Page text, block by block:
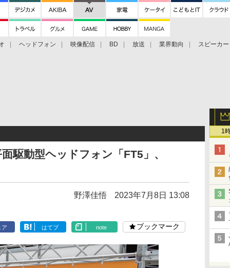
ヘッドフォン 映像配信 BD 放送 業界動向
スピーカー
1
駆動型ヘッドフォン「FT5」、
野澤佳悟 2023年7月8日 13:08
ア はてブ note ブックマーク